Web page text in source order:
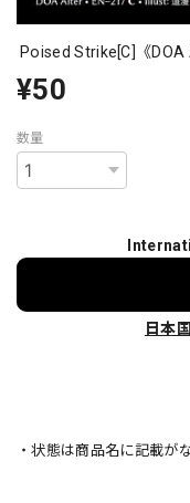
Poised Strike[C]《DOA
¥50
数量
日本
・状態は商品名に記載が